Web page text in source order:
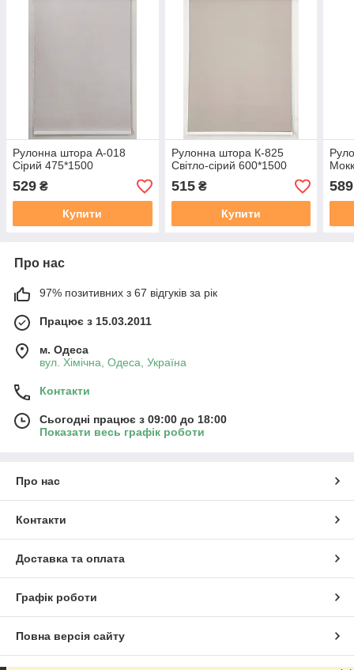
Рулонна штора А-018
Сірий 475*1500
529 ₴
Купити
Рулонна штора К-825
Свiтло-сiрий 600*1500
515₴
Купити
589
Про нас
97% позитивних з 67 відгуків за рік
Працює з 15.03.2011
м. Одеса
вул. Хiмiчна, Одеса, Україна
Контакти
Сьогодні працює з 09:00 до 18:00
Показати весь графік роботи
Про нас
Контакти
Доставка та оплата
Графік роботи
Повна версія сайту